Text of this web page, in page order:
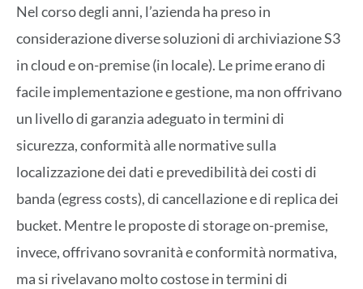
Nel corso degli anni, l’azienda ha preso in
considerazione diverse soluzioni di archiviazione S3
in cloud e on-premise (in locale). Le prime erano di
facile implementazione e gestione, ma non offrivano
un livello di garanzia adeguato in termini di
sicurezza, conformità alle normative sulla
localizzazione dei dati e prevedibilità dei costi di
banda (egress costs), di cancellazione e di replica dei
bucket. Mentre le proposte di storage on-premise,
invece, offrivano sovranità e conformità normativa,
ma si rivelavano molto costose in termini di